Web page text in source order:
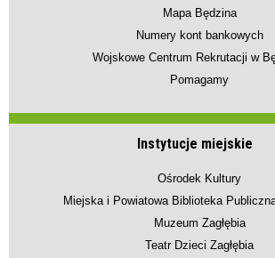
Mapa Będzina
Numery kont bankowych
Wojskowe Centrum Rekrutacji w
Pomagamy
Instytucje miejskie
Ośrodek Kultury
Miejska i Powiatowa Biblioteka
Muzeum Zagłębia
Teatr Dzieci Zagłębia